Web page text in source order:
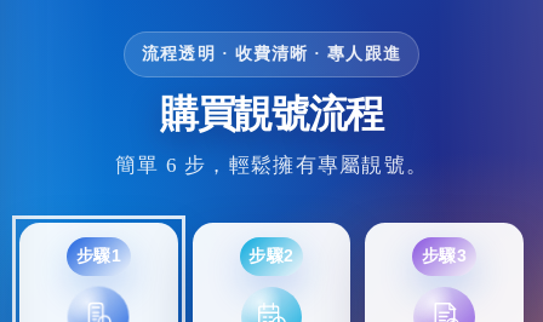
流程透明 · 收費清晰 · 專人跟進
購買靚號流程
簡單 6 步，輕鬆擁有專屬靚號。
步驟1 步驟2 步驟3